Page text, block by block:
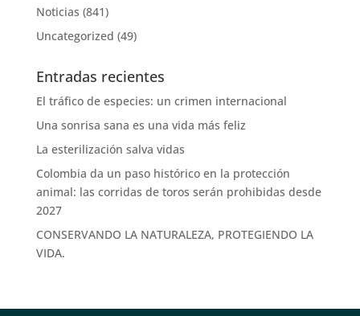
Noticias (841)
Uncategorized (49)
Entradas recientes
El tráfico de especies: un crimen internacional
Una sonrisa sana es una vida más feliz
La esterilización salva vidas
Colombia da un paso histórico en la protección
animal: las corridas de toros serán prohibidas desde
2027
CONSERVANDO LA NATURALEZA, PROTEGIENDO LA
VIDA.